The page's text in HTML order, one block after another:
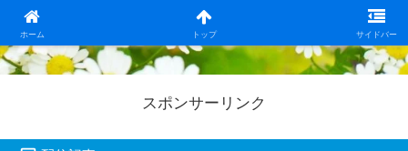
ホーム トップ サイドバー
日本第一！ニュース録
スポンサーリンク